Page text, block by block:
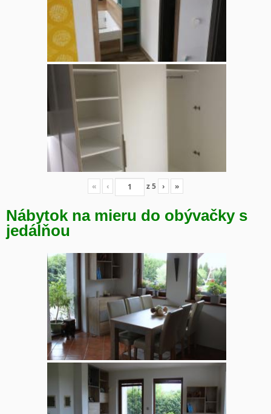
« ‹ z5 › »
Nábytok na mieru do obývačky s
jedálňou